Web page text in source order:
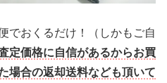
でおくるだけ！（しかもご自
定価格に自信があるからお買
場合の返却送料なども頂いて